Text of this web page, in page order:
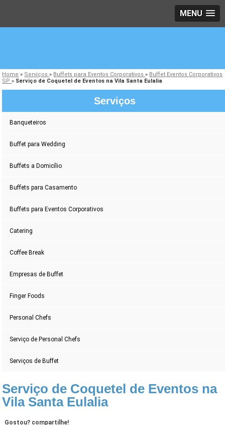
MENU
Home » Serviços» Buffets para Eventos Corporativos» Buffet Eventos Corporativos
SP» Serviço de Coquetel de Eventos na Vila Santa Eulalia
Serviços
Banqueteiros
Buffet para Wedding
Buffets a Domicílio
Buffets para Casamento
Buffets para Eventos Corporativos
Catering
Coffee Break
Empresas de Buffet
Finger Foods
Personal Chefs
Serviço de Personal Chefs
Serviços de Buffet
Serviço de Coquetel de Eventos na
Vila Santa Eulalia
Gostou? compartilhe!